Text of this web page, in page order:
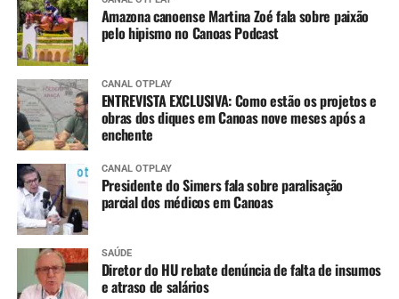
Amazona canoense Martina Zoé fala sobre paixão
pelo hipismo no Canoas Podcast
CANAL OTPLAY
ENTREVISTA EXCLUSIVA: Como estão os projetos e
obras dos diques em Canoas nove meses após a
enchente
CANAL OTPLAY
Presidente do Simers fala sobre paralisação
parcial dos médicos em Canoas
SAÚDE
Diretor do HU rebate denúncia de falta de insumos
e atraso de salários